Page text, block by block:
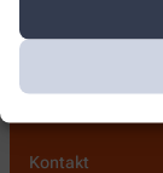
Kontakt